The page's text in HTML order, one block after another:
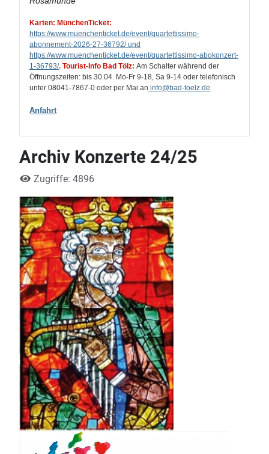
Karten: MünchenTicket:
https://www.muenchenticket.de/event/quartettissimo-
abonnement-2026-27-36792/ und
https://www.muenchenticket.de/event/quartettissimo-abokonzert-
1-36793/. Tourist-Info Bad Tölz: Am Schalter während der
Öffnungszeiten: bis 30.04. Mo-Fr 9-18, Sa 9-14 oder telefonisch
unter 08041-7867-0 oder per Mai an info@bad-toelz.de
Anfahrt
Archiv Konzerte 24/25
Zugriffe: 4896